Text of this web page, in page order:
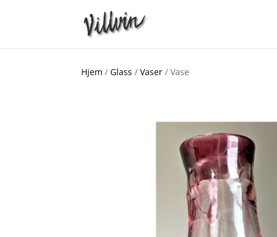
Hjem /Glass /Vaser / Vase